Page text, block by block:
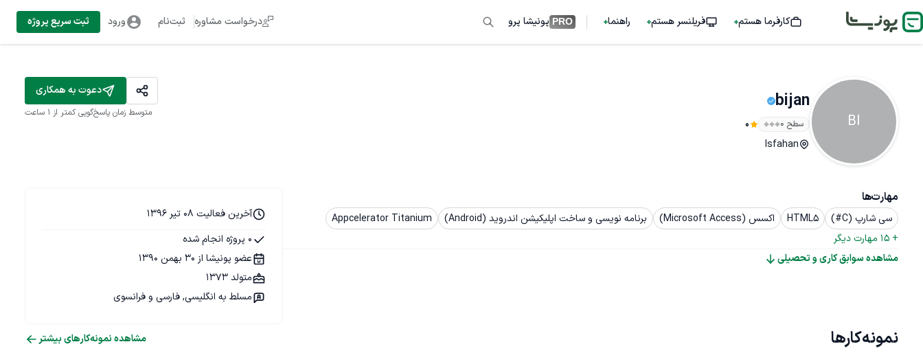
کارفرما هستم فریلنسر هستم راهنما PRO پونیشا پرو درخواست مشاوره ثبت‌نام ورود ثبت سریع پروژه
BI
bijan
سطح ۰ 0
Isfahan
دعوت به همکاری
متوسط زمان پاسخ‌گویی کمتر از 1 ساعت
مهارت‌ها
سی شارپ (C#) HTML5 اکسس (Microsoft Access) برنامه نویسی و ساخت اپلیکیشن اندروید (Android)
Appcelerator Titanium
+
15 مهارت دیگر
مشاهده سوابق کاری و تحصیلی
آخرین فعالیت 08 تیر 1396
0 پروژه انجام شده
عضو پونیشا از 30 بهمن 1390
متولد 1373
مسلط به انگلیسی, فارسی و فرانسوی
نمونه‌کارها مشاهده نمونه‌کارهای بیشتر